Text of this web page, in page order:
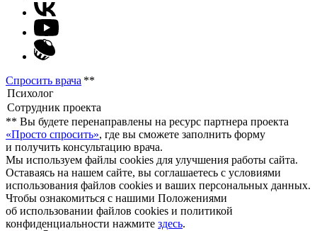
Спросить врача **
** Вы будете перенаправлены на ресурс партнера проекта
«Просто спросить», где вы сможете заполнить форму
и получить консультацию врача.
Мы используем файлы cookies для улучшения работы сайта.
Оставаясь на нашем сайте, вы соглашаетесь с условиями
использования файлов cookies и ваших персональных данных.
Чтобы ознакомиться с нашими Положениями
об использовании файлов cookies и политикой
конфиденциальности нажмите здесь.